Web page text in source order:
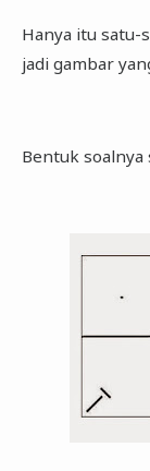
Hanya itu satu-
jadi gambar
Bentuk soalnya